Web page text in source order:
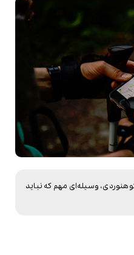
وسیله‌ای مهم که نباید